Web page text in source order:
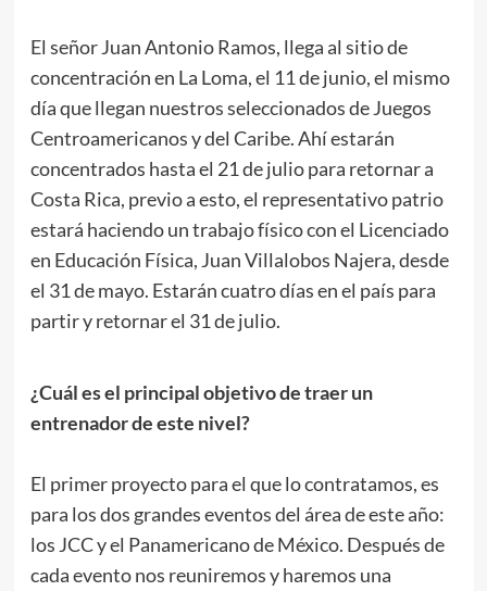
El señor Juan Antonio Ramos, llega al sitio de
concentración en La Loma, el 11 de junio, el mismo
día que llegan nuestros seleccionados de Juegos
Centroamericanos y del Caribe. Ahí estarán
concentrados hasta el 21 de julio para retornar a
Costa Rica, previo a esto, el representativo patrio
estará haciendo un trabajo físico con el Licenciado
en Educación Física, Juan Villalobos Najera, desde
el 31 de mayo. Estarán cuatro días en el país para
partir y retornar el 31 de julio.
¿Cuál es el principal objetivo de traer un
entrenador de este nivel?
El primer proyecto para el que lo contratamos, es
para los dos grandes eventos del área de este año:
los JCC y el Panamericano de México. Después de
cada evento nos reuniremos y haremos una